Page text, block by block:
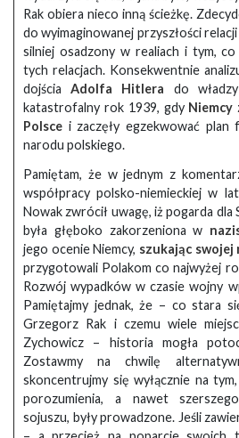
Rak obiera nieco inną ścieżkę.
do wyimaginowanej przyszłości
silniej osadzony w realiach i tym,
tych relacjach. Konsekwentnie
dojściaAdolfa Hitlera do
katastrofalny rok 1939, gdy Niemcy
Polsce i zaczęły egzekwować plan
narodu polskiego.
Pamiętam, że w jednym z
współpracy polsko-niemieckiej w
Nowak zwrócił uwagę, iż pogarda dla
była głęboko zakorzeniona w
jego ocenie Niemcy, szukając swojej
przygotowali Polakom co najwyżej
Rozwój wypadków w czasie wojny
Pamiętajmy jednak, że – co stara
Grzegorz Rak i czemu wiele
Zychowicz – historia mogła
Zostawmy na chwilę
skoncentrujmy się wyłącznie na
porozumienia, a nawet
sojuszu, były prowadzone. Jeśli